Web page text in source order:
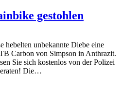
gestohlen
hebelten unbekannte Diebe eine
Carbon von Simpson in Anthrazit.
Sie sich kostenlos von der Polizei
Die…